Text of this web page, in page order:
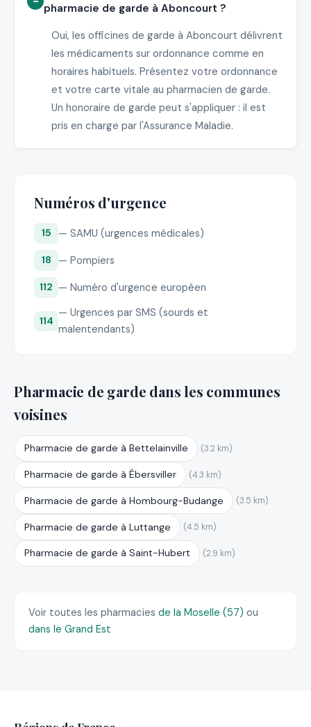
pharmacie de garde à Aboncourt ?
Oui, les officines de garde à Aboncourt délivrent
les médicaments sur ordonnance comme en
horaires habituels. Présentez votre ordonnance
et votre carte vitale au pharmacien de garde.
Un honoraire de garde peut s'appliquer : il est
pris en charge par l'Assurance Maladie.
Numéros d'urgence
15 — SAMU (urgences médicales)
18 — Pompiers
112 — Numéro d'urgence européen
114
— Urgences par SMS (sourds et
malentendants)
Pharmacie de garde dans les communes
voisines
Pharmacie de garde à Bettelainville (3.2 km)
Pharmacie de garde à Ébersviller (4.3 km)
Pharmacie de garde à Hombourg-Budange (3.5 km)
Pharmacie de garde à Luttange (4.5 km)
Pharmacie de garde à Saint-Hubert (2.9 km)
Voir toutes les pharmacies de la Moselle (57) ou
dans le Grand Est